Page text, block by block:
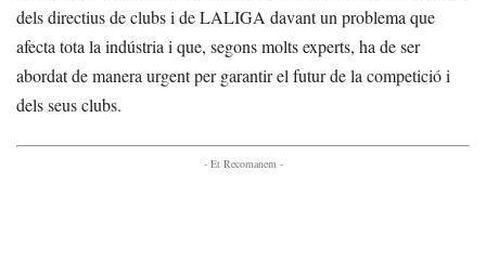
dels directius de clubs i de LALIGA davant un problema que
afecta tota la indústria i que, segons molts experts, ha de ser
abordat de manera urgent per garantir el futur de la competició i
dels seus clubs.
- Et Recomanem -